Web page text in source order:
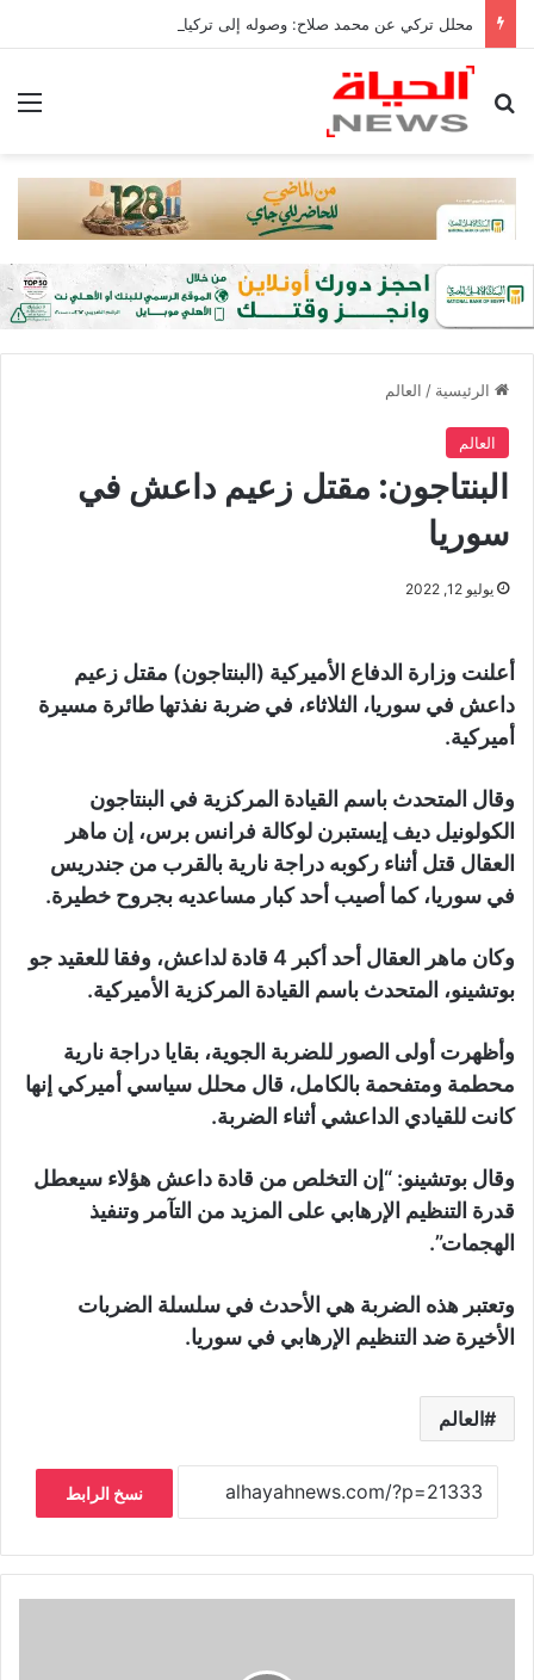
بحث عن
الرئيسية / العالم
العالم
البنتاجون: مقتل زعيم داعش في
سوريا
يوليو 12, 2022
أعلنت وزارة الدفاع الأميركية (البنتاجون) مقتل زعيم
داعش في سوريا، الثلاثاء، في ضربة نفذتها طائرة مسيرة
أميركية.
وقال المتحدث باسم القيادة المركزية في البنتاجون
الكولونيل ديف إيستبرن لوكالة فرانس برس، إن ماهر
العقال قتل أثناء ركوبه دراجة نارية بالقرب من جندريس
في سوريا، كما أصيب أحد كبار مساعديه بجروح خطيرة.
وكان ماهر العقال أحد أكبر 4 قادة لداعش، وفقا للعقيد جو
بوتشينو، المتحدث باسم القيادة المركزية الأميركية.
وأظهرت أولى الصور للضربة الجوية، بقايا دراجة نارية
محطمة ومتفحمة بالكامل، قال محلل سياسي أميركي إنها
كانت للقيادي الداعشي أثناء الضربة.
وقال بوتشينو: “إن التخلص من قادة داعش هؤلاء سيعطل
قدرة التنظيم الإرهابي على المزيد من التآمر وتنفيذ
الهجمات”.
وتعتبر هذه الضربة هي الأحدث في سلسلة الضربات
الأخيرة ضد التنظيم الإرهابي في سوريا.
العالم
نسخ الرابط